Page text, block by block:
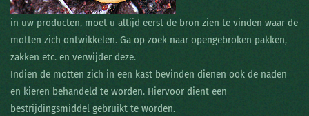
in uw producten, moet u altijd eerst de bron zien te vinden waar de
motten zich ontwikkelen. Ga op zoek naar opengebroken pakken,
zakken etc. en verwijder deze.
Indien de motten zich in een kast bevinden dienen ook de naden
en kieren behandeld te worden. Hiervoor dient een
bestrijdingsmiddel gebruikt te worden.